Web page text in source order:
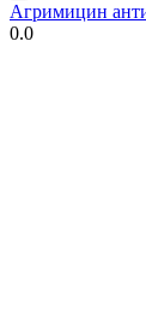
Агримицин
0.0